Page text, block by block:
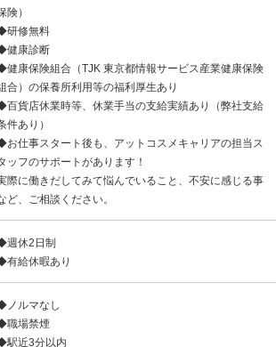
険）
研修無料
健康診断
健康保険組合（TJK 東京都情報サービス産業健康保険
合）の保養所利用等の福利厚生あり
百貨店休業時等、休業手当の支給実績あり（弊社支給
件あり）
お仕事スタート後も、アットコスメキャリアの担当ス
ッフのサポートがあります！
際に働きだしてみて悩んでいること、不安に感じる事
ど、ご相談ください。
週休2日制
有給休暇あり
ノルマなし
職場禁煙
駅近3分以内